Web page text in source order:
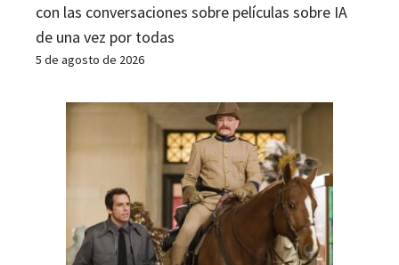
con las conversaciones sobre películas sobre IA
de una vez por todas
5 de agosto de 2026